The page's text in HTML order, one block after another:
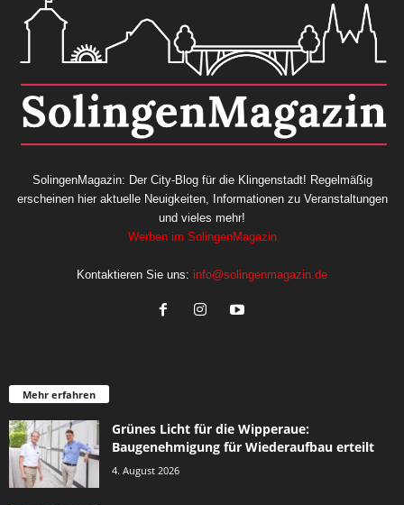
SolingenMagazin: Der City-Blog für die Klingenstadt! Regelmäßig
erscheinen hier aktuelle Neuigkeiten, Informationen zu Veranstaltungen
und vieles mehr!
Werben im SolingenMagazin
Kontaktieren Sie uns: info@solingenmagazin.de
Mehr erfahren
Grünes Licht für die Wipperaue:
Baugenehmigung für Wiederaufbau erteilt
4. August 2026